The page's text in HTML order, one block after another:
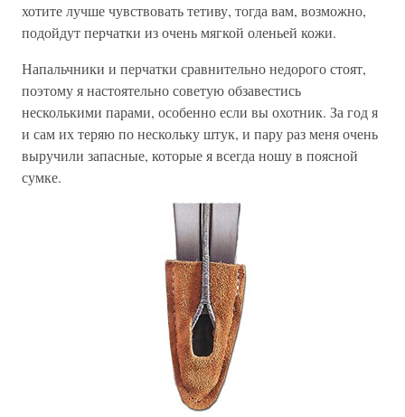
хотите лучше чувствовать тетиву, тогда вам, возможно,
подойдут перчатки из очень мягкой оленьей кожи.
Напальчники и перчатки сравнительно недорого стоят,
поэтому я настоятельно советую обзавестись
несколькими парами, особенно если вы охотник. За год я
и сам их теряю по нескольку штук, и пару раз меня очень
выручили запасные, которые я всегда ношу в поясной
сумке.